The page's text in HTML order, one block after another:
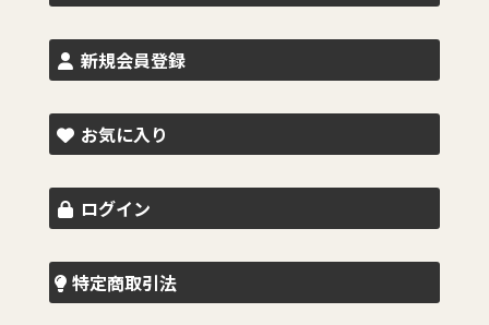
新規会員登録
お気に入り
ログイン
特定商取引法